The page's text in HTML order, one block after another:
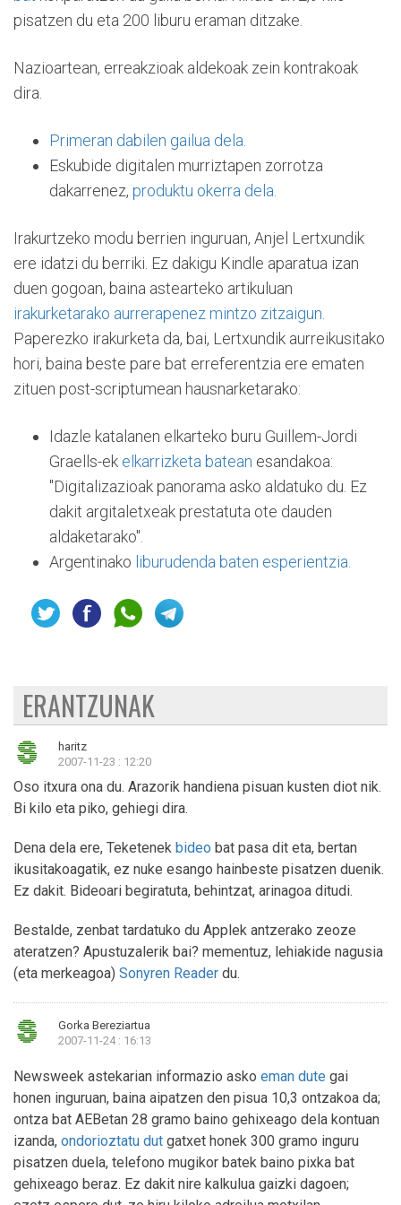
pisatzen du eta 200 liburu eraman ditzake.
Nazioartean, erreakzioak aldekoak zein kontrakoak
dira.
Primeran dabilen gailua dela.
Eskubide digitalen murriztapen zorrotza
dakarrenez, produktu okerra dela.
Irakurtzeko modu berrien inguruan, Anjel Lertxundik
ere idatzi du berriki. Ez dakigu Kindle aparatua izan
duen gogoan, baina astearteko artikuluan
irakurketarako aurrerapenez mintzo zitzaigun.
Paperezko irakurketa da, bai, Lertxundik aurreikusitako
hori, baina beste pare bat erreferentzia ere ematen
zituen post-scriptumean hausnarketarako:
Idazle katalanen elkarteko buru Guillem-Jordi
Graells-ek elkarrizketa batean esandakoa:
"Digitalizazioak panorama asko aldatuko du. Ez
dakit argitaletxeak prestatuta ote dauden
aldaketarako".
Argentinako liburudenda baten esperientzia.
ERANTZUNAK
haritz
2007-11-23 : 12:20
Oso itxura ona du. Arazorik handiena pisuan kusten diot nik.
Bi kilo eta piko, gehiegi dira.
Dena dela ere, Teketenek bideo bat pasa dit eta, bertan
ikusitakoagatik, ez nuke esango hainbeste pisatzen duenik.
Ez dakit. Bideoari begiratuta, behintzat, arinagoa ditudi.
Bestalde, zenbat tardatuko du Applek antzerako zeoze
ateratzen? Apustuzalerik bai? mementuz, lehiakide nagusia
(eta merkeagoa) Sonyren Reader du.
Gorka Bereziartua
2007-11-24 : 16:13
Newsweek astekarian informazio asko eman dute gai
honen inguruan, baina aipatzen den pisua 10,3 ontzakoa da;
ontza bat AEBetan 28 gramo baino gehixeago dela kontuan
izanda, ondorioztatu dut gatxet honek 300 gramo inguru
pisatzen duela, telefono mugikor batek baino pixka bat
gehixeago beraz. Ez dakit nire kalkulua gaizki dagoen;